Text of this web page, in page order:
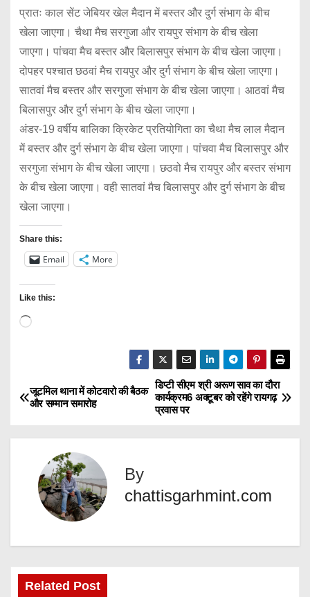
प्रातः काल सेंट जेबियर खेल मैदान में बस्तर और दुर्ग संभाग के बीच
खेला जाएगा। चैथा मैच सरगुजा और रायपुर संभाग के बीच खेला
जाएगा। पांचवा मैच बस्तर और बिलासपुर संभाग के बीच खेला जाएगा।
दोपहर पश्चात छठवां मैच रायपुर और दुर्ग संभाग के बीच खेला जाएगा।
सातवां मैच बस्तर और सरगुजा संभाग के बीच खेला जाएगा। आठवां मैच
बिलासपुर और दुर्ग संभाग के बीच खेला जाएगा।
अंडर-19 वर्षीय बालिका क्रिकेट प्रतियोगिता का चैथा मैच लाल मैदान
में बस्तर और दुर्ग संभाग के बीच खेला जाएगा। पांचवा मैच बिलासपुर और
सरगुजा संभाग के बीच खेला जाएगा। छठवो मैच रायपुर और बस्तर संभाग
के बीच खेला जाएगा। वही सातवां मैच बिलासपुर और दुर्ग संभाग के बीच
खेला जाएगा।
Share this:
Email More
Like this:
L
i
g
P
डिप्टी सीएम श्री अरूण साव का दौरा
कार्यक्रम6 अक्टूबर को रहेंगे रायगढ़
प्रवास पर
जूटमिल थाना में कोटवारो की बैठक
और सम्मान समारोह
By
chattisgarhmint.com
Related Post